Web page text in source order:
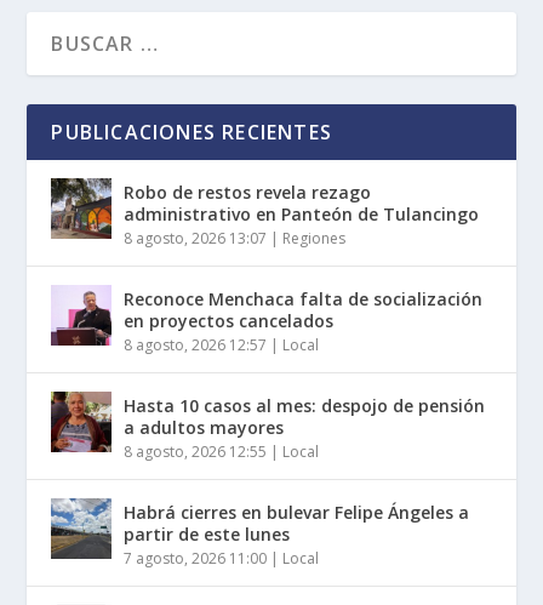
PUBLICACIONES RECIENTES
Robo de restos revela rezago
administrativo en Panteón de Tulancingo
8 agosto, 2026 13:07 | Regiones
Reconoce Menchaca falta de socialización
en proyectos cancelados
8 agosto, 2026 12:57 | Local
Hasta 10 casos al mes: despojo de pensión
a adultos mayores
8 agosto, 2026 12:55 | Local
Habrá cierres en bulevar Felipe Ángeles a
partir de este lunes
7 agosto, 2026 11:00 | Local